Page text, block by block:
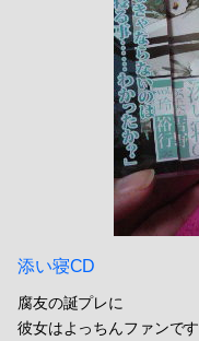
添い寝CD
腐友の誕プレに
彼女はよっちんファンです